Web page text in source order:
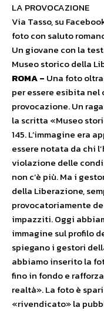
LA PROVOCAZIONE
Via Tasso, su
foto con saluto
Un giovane con la
Museo storico della
ROMA – Una foto
per essere esibita nel
provocazione. Un
la scritta «Museo
145. L’immagine era
essere notata da chi
violazione delle
non c’è più. Ma i
della Liberazione,
provocatoriamente
impazziti. Oggi
immagine sul profilo
spiegano i gestori
abbiamo inserito la
fino in fondo e
realtà». La foto è
«rivendicato» la